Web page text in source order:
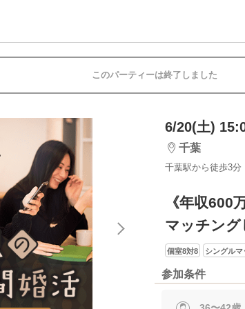
このパーティーは終了しました
6/20(土)
千葉
千葉駅から徒歩3分
《年収600
マッチン
個室8対8 シングルマ
参加条件